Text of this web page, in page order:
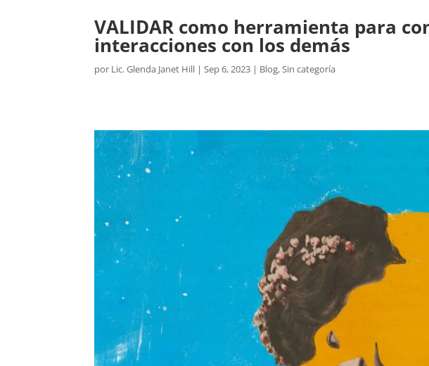
VALIDAR como herramienta para
interacciones con los demás
por Lic. Glenda Janet Hill |Sep 6, 2023 | Blog,Sin categoría